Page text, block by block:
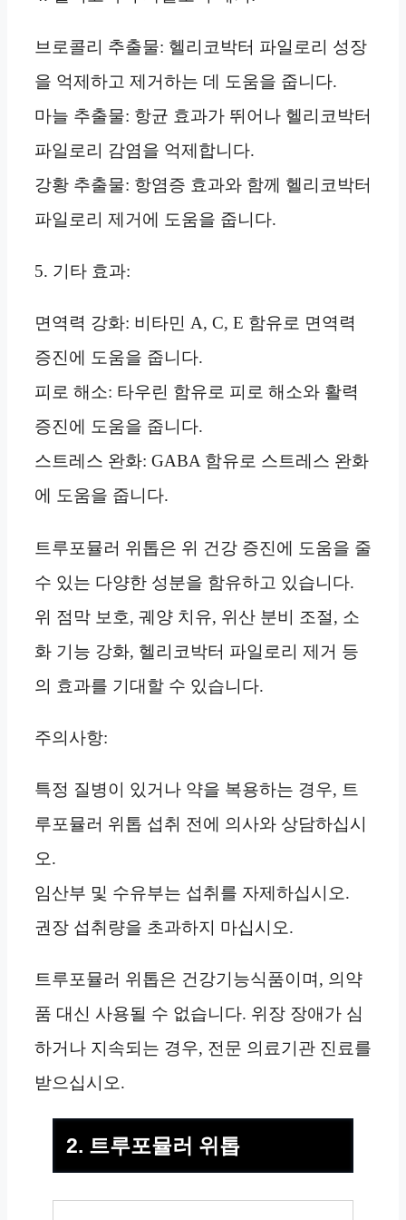
브로콜리 추출물: 헬리코박터 파일로리 성장
을 억제하고 제거하는 데 도움을 줍니다.
마늘 추출물: 항균 효과가 뛰어나 헬리코박터
파일로리 감염을 억제합니다.
강황 추출물: 항염증 효과와 함께 헬리코박터
파일로리 제거에 도움을 줍니다.
5. 기타 효과:
면역력 강화: 비타민 A, C, E 함유로 면역력
증진에 도움을 줍니다.
피로 해소: 타우린 함유로 피로 해소와 활력
증진에 도움을 줍니다.
스트레스 완화: GABA 함유로 스트레스 완화
에 도움을 줍니다.
트루포뮬러 위톱은 위 건강 증진에 도움을 줄
수 있는 다양한 성분을 함유하고 있습니다.
위 점막 보호, 궤양 치유, 위산 분비 조절, 소
화 기능 강화, 헬리코박터 파일로리 제거 등
의 효과를 기대할 수 있습니다.
주의사항:
특정 질병이 있거나 약을 복용하는 경우, 트
루포뮬러 위톱 섭취 전에 의사와 상담하십시
오.
임산부 및 수유부는 섭취를 자제하십시오.
권장 섭취량을 초과하지 마십시오.
트루포뮬러 위톱은 건강기능식품이며, 의약
품 대신 사용될 수 없습니다. 위장 장애가 심
하거나 지속되는 경우, 전문 의료기관 진료를
받으십시오.
2. 트루포뮬러 위톱